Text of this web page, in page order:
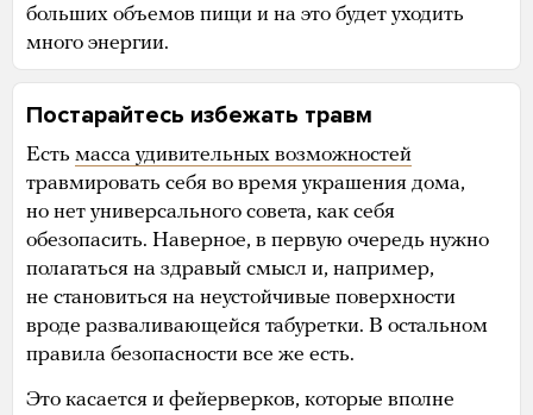
больших объемов пищи и на это будет уходить
много энергии.
Постарайтесь избежать травм
Есть масса удивительных возможностей
травмировать себя во время украшения дома,
но нет универсального совета, как себя
обезопасить. Наверное, в первую очередь нужно
полагаться на здравый смысл и, например,
не становиться на неустойчивые поверхности
вроде разваливающейся табуретки. В остальном
правила безопасности все же есть.
Это касается и фейерверков, которые вполне